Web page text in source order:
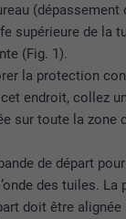
(dépassement
supérieure de la
(Fig. 1).
la protection
endroit, collez
sur toute la zone
de départ
des tuiles. La
doit être